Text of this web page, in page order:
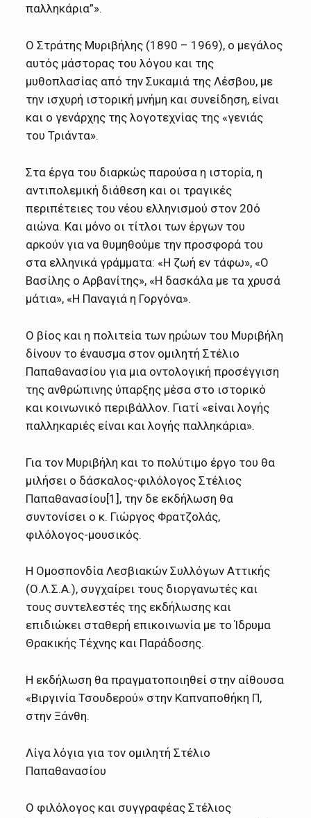
παλληκάρια”».
O Στράτης Μυριβήλης (1890 – 1969), ο μεγάλος
αυτός μάστορας του λόγου και της
μυθοπλασίας από την Συκαμιά της Λέσβου, με
την ισχυρή ιστορική μνήμη και συνείδηση, είναι
και ο γενάρχης της λογοτεχνίας της «γενιάς
του Τριάντα».
Στα έργα του διαρκώς παρούσα η ιστορία, η
αντιπολεμική διάθεση και οι τραγικές
περιπέτειες του νέου ελληνισμού στον 20ό
αιώνα. Και μόνο οι τίτλοι των έργων του
αρκούν για να θυμηθούμε την προσφορά του
στα ελληνικά γράμματα: «Η ζωή εν τάφω», «Ο
Βασίλης ο Αρβανίτης», «Η δασκάλα με τα χρυσά
μάτια», «Η Παναγιά η Γοργόνα».
Ο βίος και η πολιτεία των ηρώων του Μυριβήλη
δίνουν το έναυσμα στον ομιλητή Στέλιο
Παπαθανασίου για μια οντολογική προσέγγιση
της ανθρώπινης ύπαρξης μέσα στο ιστορικό
και κοινωνικό περιβάλλον. Γιατί «είναι λογής
παλληκαριές είναι και λογής παλληκάρια».
Για τον Μυριβήλη και το πολύτιμο έργο του θα
μιλήσει ο δάσκαλος-φιλόλογος Στέλιος
Παπαθανασίου[1], την δε εκδήλωση θα
συντονίσει ο κ. Γιώργος Φρατζολάς,
φιλόλογος-μουσικός.
Η Ομοσπονδία Λεσβιακών Συλλόγων Αττικής
(Ο.Λ.Σ.Α.), συγχαίρει τους διοργανωτές και
τους συντελεστές της εκδήλωσης και
επιδιώκει σταθερή επικοινωνία με το Ίδρυμα
Θρακικής Τέχνης και Παράδοσης.
Η εκδήλωση θα πραγματοποιηθεί στην αίθουσα
«Βιργινία Τσουδερού» στην Καπναποθήκη Π,
στην Ξάνθη.
Λίγα λόγια για τον ομιλητή Στέλιο
Παπαθανασίου
Ο φιλόλογος και συγγραφέας Στέλιος